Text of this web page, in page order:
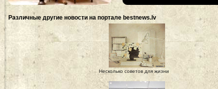
Различные другие новости на портале bestnews.lv
Несколько советов для жизни